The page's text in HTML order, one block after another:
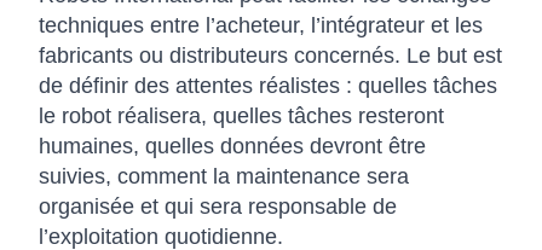
techniques entre l’acheteur, l’intégrateur et les
fabricants ou distributeurs concernés. Le but est
de définir des attentes réalistes : quelles tâches
le robot réalisera, quelles tâches resteront
humaines, quelles données devront être
suivies, comment la maintenance sera
organisée et qui sera responsable de
l’exploitation quotidienne.